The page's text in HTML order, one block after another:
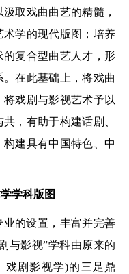
取戏曲曲艺的精髓，
学的现代版图；培养
复合型曲艺人才，形
在此基础上，将戏曲
戏剧与影视艺术予以
，有助于构建话剧、
建具有中国特色、中
学科版图
的设置，丰富并完善
与影视”学科由原来的
戏剧影视学)的三足鼎